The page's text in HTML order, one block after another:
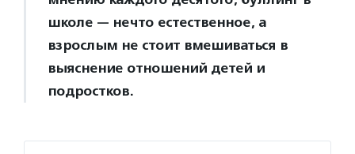
школе — нечто естественное, а
взрослым не стоит вмешиваться в
выяснение отношений детей и
подростков.